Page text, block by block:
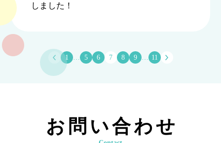
しました！
1 … 5 6 7 8 9 … 11
お問い合わせ